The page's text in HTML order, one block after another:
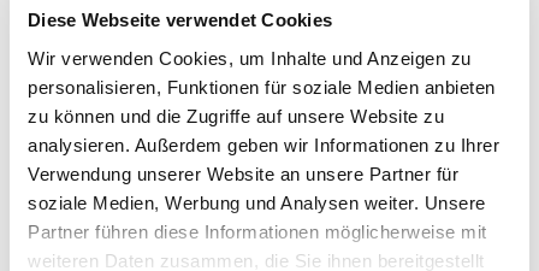
Diese Webseite verwendet Cookies
Wir verwenden Cookies, um Inhalte und Anzeigen zu
personalisieren, Funktionen für soziale Medien anbieten
zu können und die Zugriffe auf unsere Website zu
analysieren. Außerdem geben wir Informationen zu Ihrer
Verwendung unserer Website an unsere Partner für
soziale Medien, Werbung und Analysen weiter. Unsere
Partner führen diese Informationen möglicherweise mit
weiteren Daten zusammen, die Sie ihnen bereitgestellt
Recommend
100% KUNDEN EMPFEHLEN DIESES PRODUKT
REZENSION VERFASSEN
Produktbeschreibung
Ständer mit 2 Metallnäpfen von je 200 ml.
Praktischer doppellagiger Napf für Ihren Hund oder Ihre Katze mit
rutschfestem Ständer.
Der Ständer hat Gummifüße, damit er nicht verrutscht. Ein praktisches